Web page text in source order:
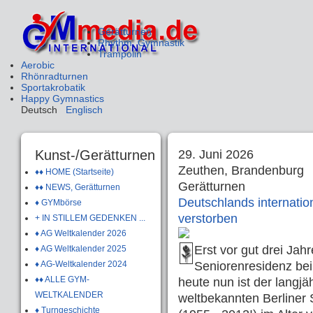
Gerätturnen
Rhythm. Gymnastik
Trampolin
Aerobic
Rhönradturnen
Sportakrobatik
Happy Gymnastics
Deutsch Englisch
Kunst-/Gerätturnen
♦♦ HOME (Startseite)
♦♦ NEWS, Gerätturnen
♦ GYMbörse
+ IN STILLEM GEDENKEN ...
♦ AG Weltkalender 2026
♦ AG Weltkalender 2025
♦ AG-Weltkalender 2024
♦♦ ALLE GYM-
WELTKALENDER
♦ Turngeschichte
29. Juni 2026
Zeuthen, Brandenburg
Gerätturnen
Deutschlands
verstorben
Erst vor gut drei
Seniorenresidenz
heute nun ist der
weltbekannten Berliner